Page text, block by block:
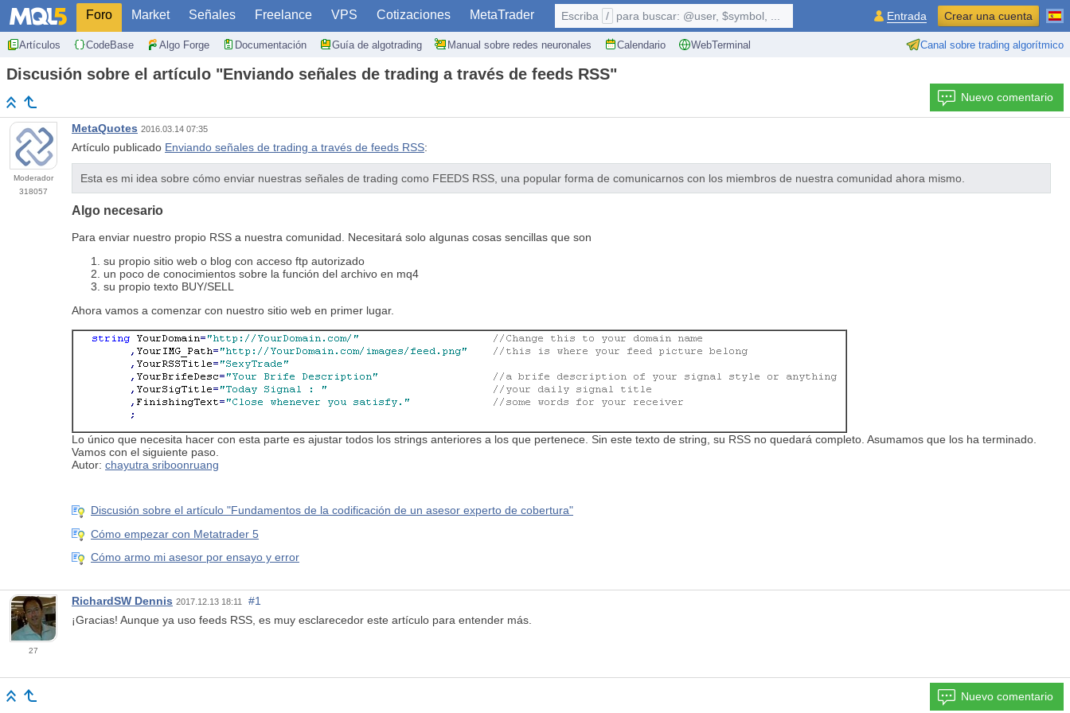
Foro Market Señales Freelance VPS Cotizaciones MetaTrader
Artículos CodeBase Algo Forge Documentación Guía de algotrading Manual sobre redes neuronales Calendario WebTerminal Canal sobre trading algorítmico
Escriba / para buscar: @user, $symbol, ... Entrada Crear una cuenta
Discusión sobre el artículo "Enviando señales de trading a través de feeds RSS"
Nuevo comentario
Moderador
318057
MetaQuotes 2016.03.14 07:35
Artículo publicado Enviando señales de trading a través de feeds RSS:
Esta es mi idea sobre cómo enviar nuestras señales de trading como FEEDS RSS, una popular forma de comunicarnos con los miembros de nuestra comunidad ahora mismo.
Algo necesario
Para enviar nuestro propio RSS a nuestra comunidad. Necesitará solo algunas cosas sencillas que son
su propio sitio web o blog con acceso ftp autorizado
un poco de conocimientos sobre la función del archivo en mq4
su propio texto BUY/SELL
Ahora vamos a comenzar con nuestro sitio web en primer lugar.
Lo único que necesita hacer con esta parte es ajustar todos los strings anteriores a los que pertenece. Sin este texto de string, su RSS no quedará completo. Asumamos que los ha terminado.
Vamos con el siguiente paso.
Autor: chayutra sriboonruang
Discusión sobre el artículo "Fundamentos de la codificación de un asesor experto de cobertura"
Cómo empezar con Metatrader 5
Cómo armo mi asesor por ensayo y error
27
RichardSW Dennis 2017.12.13 18:11
#1
¡Gracias! Aunque ya uso feeds RSS, es muy esclarecedor este artículo para entender más.
Nuevo comentario